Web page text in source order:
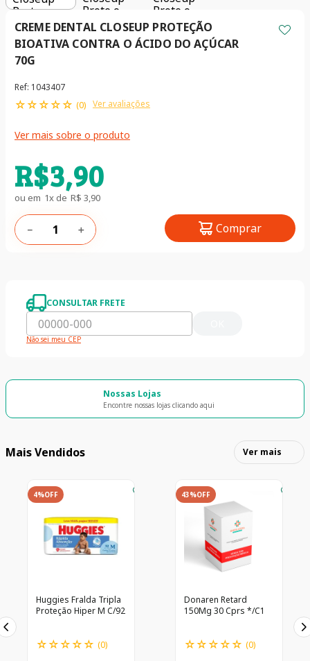
CREME DENTAL CLOSEUP PROTEÇÃO
BIOATIVA CONTRA O ÁCIDO DO AÇÚCAR
70G
Ref: 1043407
☆☆☆☆☆ (0) Ver avaliações
Ver mais sobre o produto
R$3,90
ou em 1x de R$ 3,90
＋
－ Comprar
CONSULTAR FRETE
Não sei meu CEP
Nossas Lojas
Encontre nossas lojas clicando aqui
Mais Vendidos Ver mais
4%OFF
Huggies Fralda Tripla
Proteção Hiper M C/92
☆☆☆☆☆ (0)
43%OFF
Donaren Retard
150Mg 30 Cprs */C1
☆☆☆☆☆ (0)